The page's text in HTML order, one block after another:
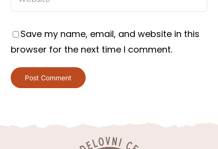
Save my name, email, and website in this
browser for the next time I comment.